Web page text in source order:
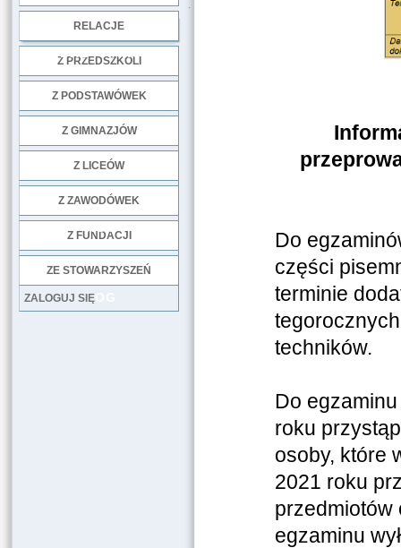
RELACJE
Z PRZEDSZKOLI
Z PODSTAWÓWEK
Z GIMNAZJÓW
Z LICEÓW
Z ZAWODÓWEK
Z FUNDACJI
ZE STOWARZYSZEŃ
LOG
ZALOGUJ SIĘ
Do
części
terminie
techników.
Do
roku
osoby, które
2021 roku
przedmiotów
egzaminu